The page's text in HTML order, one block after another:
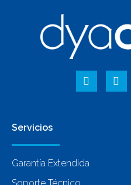
Servicios
Garantía Extendida
Soporte Técnico